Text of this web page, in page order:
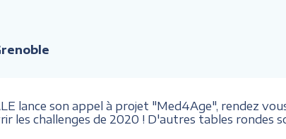
lance son appel à projet "Med4Age", rendez
les challenges de 2020 ! D'autres tables rondes